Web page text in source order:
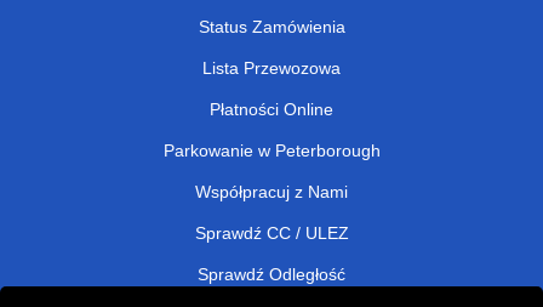
Status Zamówienia
Lista Przewozowa
Płatności Online
Parkowanie w Peterborough
Współpracuj z Nami
Sprawdź CC / ULEZ
Sprawdź Odległość